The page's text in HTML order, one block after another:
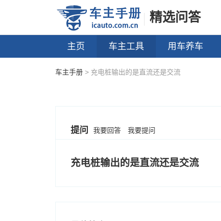
精选问答
主页 车主工具 用车养车
车主手册 > 充电桩输出的是直流还是交流
提问 我要回答 我要提问
充电桩输出的是直流还是交流